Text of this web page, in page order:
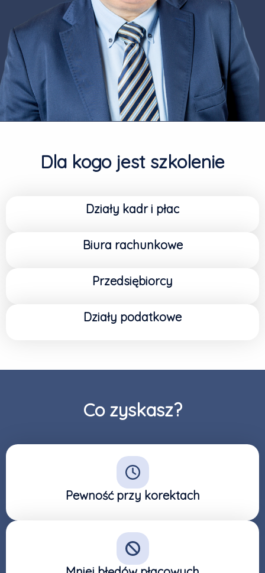
Dla kogo jest szkolenie
Działy kadr i płac
Biura rachunkowe
Przedsiębiorcy
Działy podatkowe
Co zyskasz?
Pewność przy korektach